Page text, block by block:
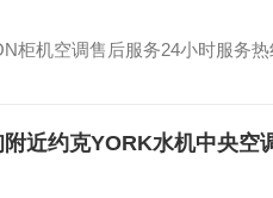
柜机空调售后服务24小时服务
近约克YORK水机中央空